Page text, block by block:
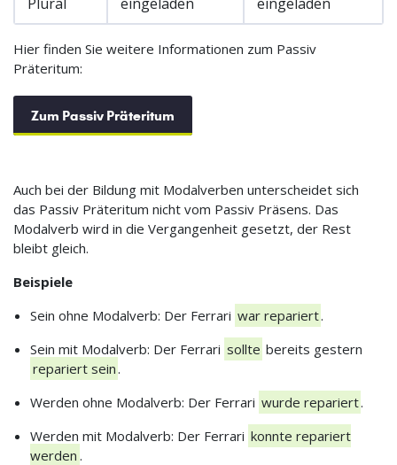
Hier finden Sie weitere Informationen zum Passiv
Präteritum:
Zum Passiv Präteritum
Auch bei der Bildung mit Modalverben unterscheidet sich
das Passiv Präteritum nicht vom Passiv Präsens. Das
Modalverb wird in die Vergangenheit gesetzt, der Rest
bleibt gleich.
Beispiele
Sein ohne Modalverb: Der Ferrari war repariert.
Sein mit Modalverb: Der Ferrari sollte bereits gestern
repariert sein .
Werden ohne Modalverb: Der Ferrari wurde repariert.
Werden mit Modalverb: Der Ferrari konnte repariert
werden .